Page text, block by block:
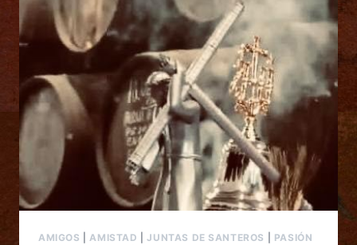
AMIGOS |AMISTAD |JUNTAS DE SANTEROS
PASIÓN